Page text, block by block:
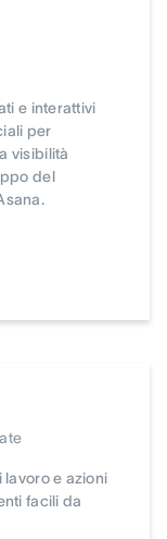
e interattivi
per
visibilità
del
lavoro e azioni
facili da